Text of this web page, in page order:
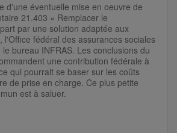
d'une éventuelle mise en oeuvre de
21.403 « Remplacer le
par une solution adaptée aux
l'Office fédéral des assurances sociales
bureau INFRAS. Les conclusions du
une contribution fédérale à
qui pourrait se baser sur les coûts
de prise en charge. Ce plus petite
est à saluer.